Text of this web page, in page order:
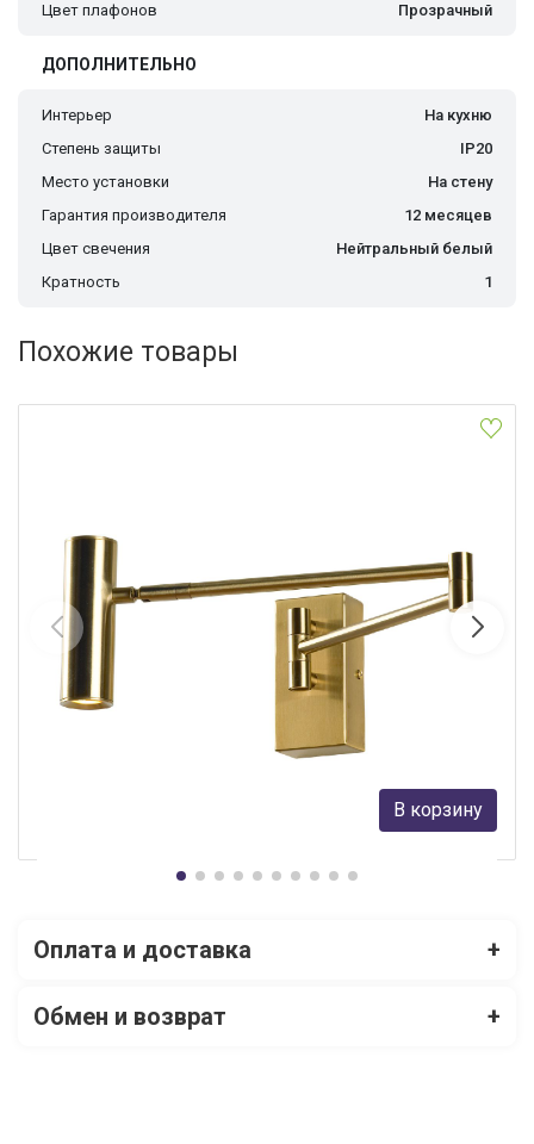
Цвет плафонов
Прозрачный
ДОПОЛНИТЕЛЬНО
Интерьер
На кухню
Степень защиты
IP20
Место установки
На стену
Гарантия производителя
12 месяцев
Цвет свечения
Нейтральный белый
Кратность
1
Похожие товары
Бра Lussole Clay LSP-7241
В корзину
Оплата и доставка +
Обмен и возврат +